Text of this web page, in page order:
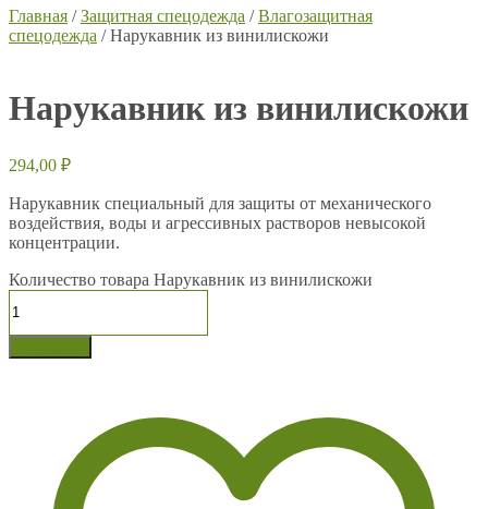
Главная /Защитная спецодежда /Влагозащитная
спецодежда / Нарукавник из винилискожи
Нарукавник из винилискожи
294,00 ₽
Нарукавник специальный для защиты от механического
воздействия, воды и агрессивных растворов невысокой
концентрации.
Количество товара Нарукавник из винилискожи